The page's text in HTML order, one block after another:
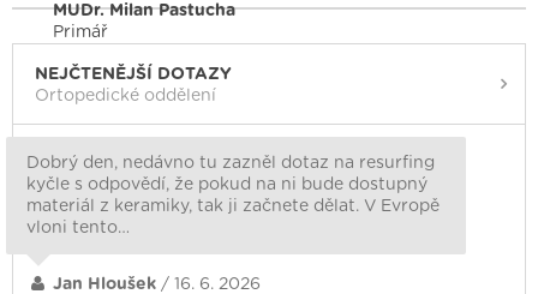
MUDr. Milan Pastucha
Primář
NEJČTENĚJŠÍ DOTAZY
Ortopedické oddělení
Dobrý den, nedávno tu zazněl dotaz na resurfing
kyčle s odpovědí, že pokud na ni bude dostupný
materiál z keramiky, tak ji začnete dělat. V Evropě
vloni tento…
Jan Hloušek / 16. 6. 2026